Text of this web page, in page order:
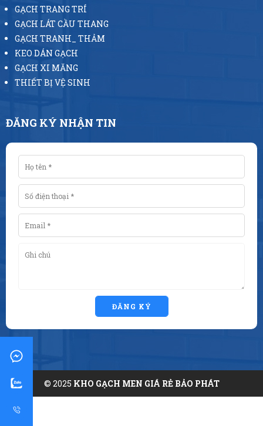
GẠCH TRANG TRÍ
GẠCH LÁT CẦU THANG
GẠCH TRANH_ THẢM
KEO DÁN GẠCH
GẠCH XI MĂNG
THIẾT BỊ VỆ SINH
ĐĂNG KÝ NHẬN TIN
ĐĂNG KÝ
© 2025 KHO GẠCH MEN GIÁ RẺ BẢO PHÁT